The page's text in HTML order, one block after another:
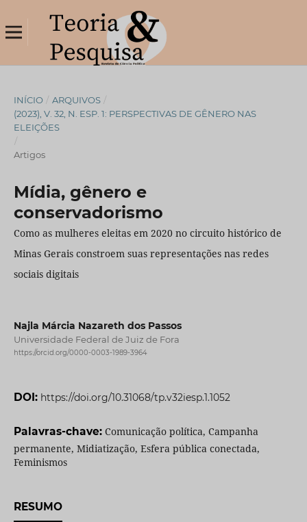
INÍCIO / ARQUIVOS /
(2023), V. 32, N. ESP. 1: PERSPECTIVAS DE GÊNERO NAS
ELEIÇÕES
/
Artigos
Mídia, gênero e
conservadorismo
Como as mulheres eleitas em 2020 no circuito histórico de
Minas Gerais constroem suas representações nas redes
sociais digitais
Najla Márcia Nazareth dos Passos
Universidade Federal de Juiz de Fora
https://orcid.org/0000-0003-1989-3964
DOI: https://doi.org/10.31068/tp.v32iesp.1.1052
Palavras-chave: Comunicação política, Campanha
permanente, Midiatização, Esfera pública conectada,
Feminismos
RESUMO